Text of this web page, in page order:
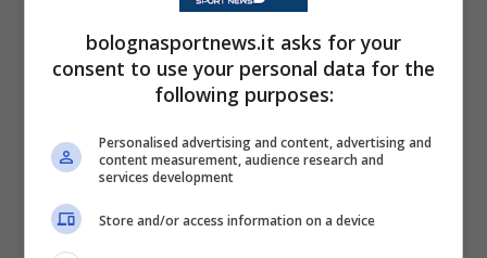
undicesima sconfitta in campionato, qualcosa
che a Roma non si vedeva da anni. E
soprattutto, l’ennesimo ko di Gasperini contro
continua a ripetersi, quasi come una storia già
bolognasportnews.it asks for your
consent to use your personal data for the
following purposes:
Personalised advertising and content, advertising and
content measurement, audience research and
services development
Store and/or access information on a device